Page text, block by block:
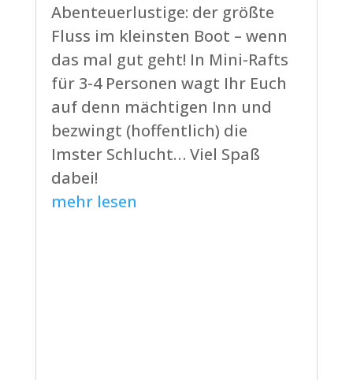
Abenteuerlustige: der größte
Fluss im kleinsten Boot – wenn
das mal gut geht! In Mini-Rafts
für 3-4 Personen wagt Ihr Euch
auf denn mächtigen Inn und
bezwingt (hoffentlich) die
Imster Schlucht… Viel Spaß
dabei!
mehr lesen